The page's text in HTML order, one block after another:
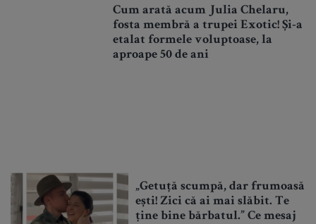
Cum arată acum Julia Chelaru,
fosta membră a trupei Exotic! Și-a
etalat formele voluptoase, la
aproape 50 de ani
„Getuță scumpă, dar frumoasă
ești! Zici că ai mai slăbit. Te
ține bine bărbatul.” Ce mesaj